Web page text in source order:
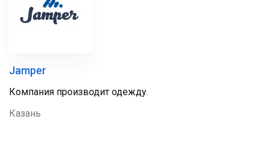
Jamper
Компания производит одежду.
Казань